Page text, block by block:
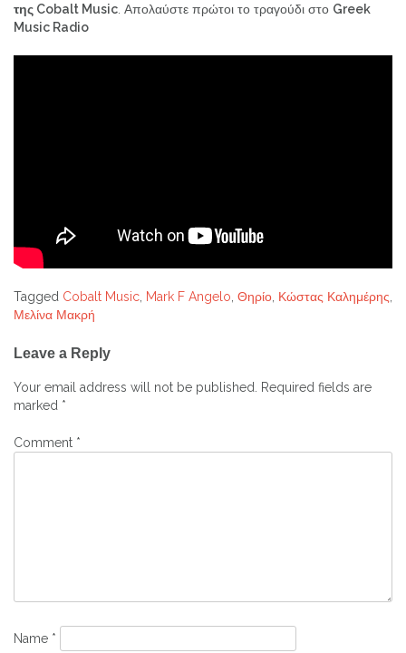
της Cobalt Music . Απολαύστε πρώτοι το τραγούδι στο Greek
Music Radio
Tagged Cobalt Music Mark F Angelo Θηρίο Κώστας Καλημέρης
Μελίνα Μακρή
navigation
Leave a Reply
Your email address will not be published. Required fields are
marked *
Comment *
Name *